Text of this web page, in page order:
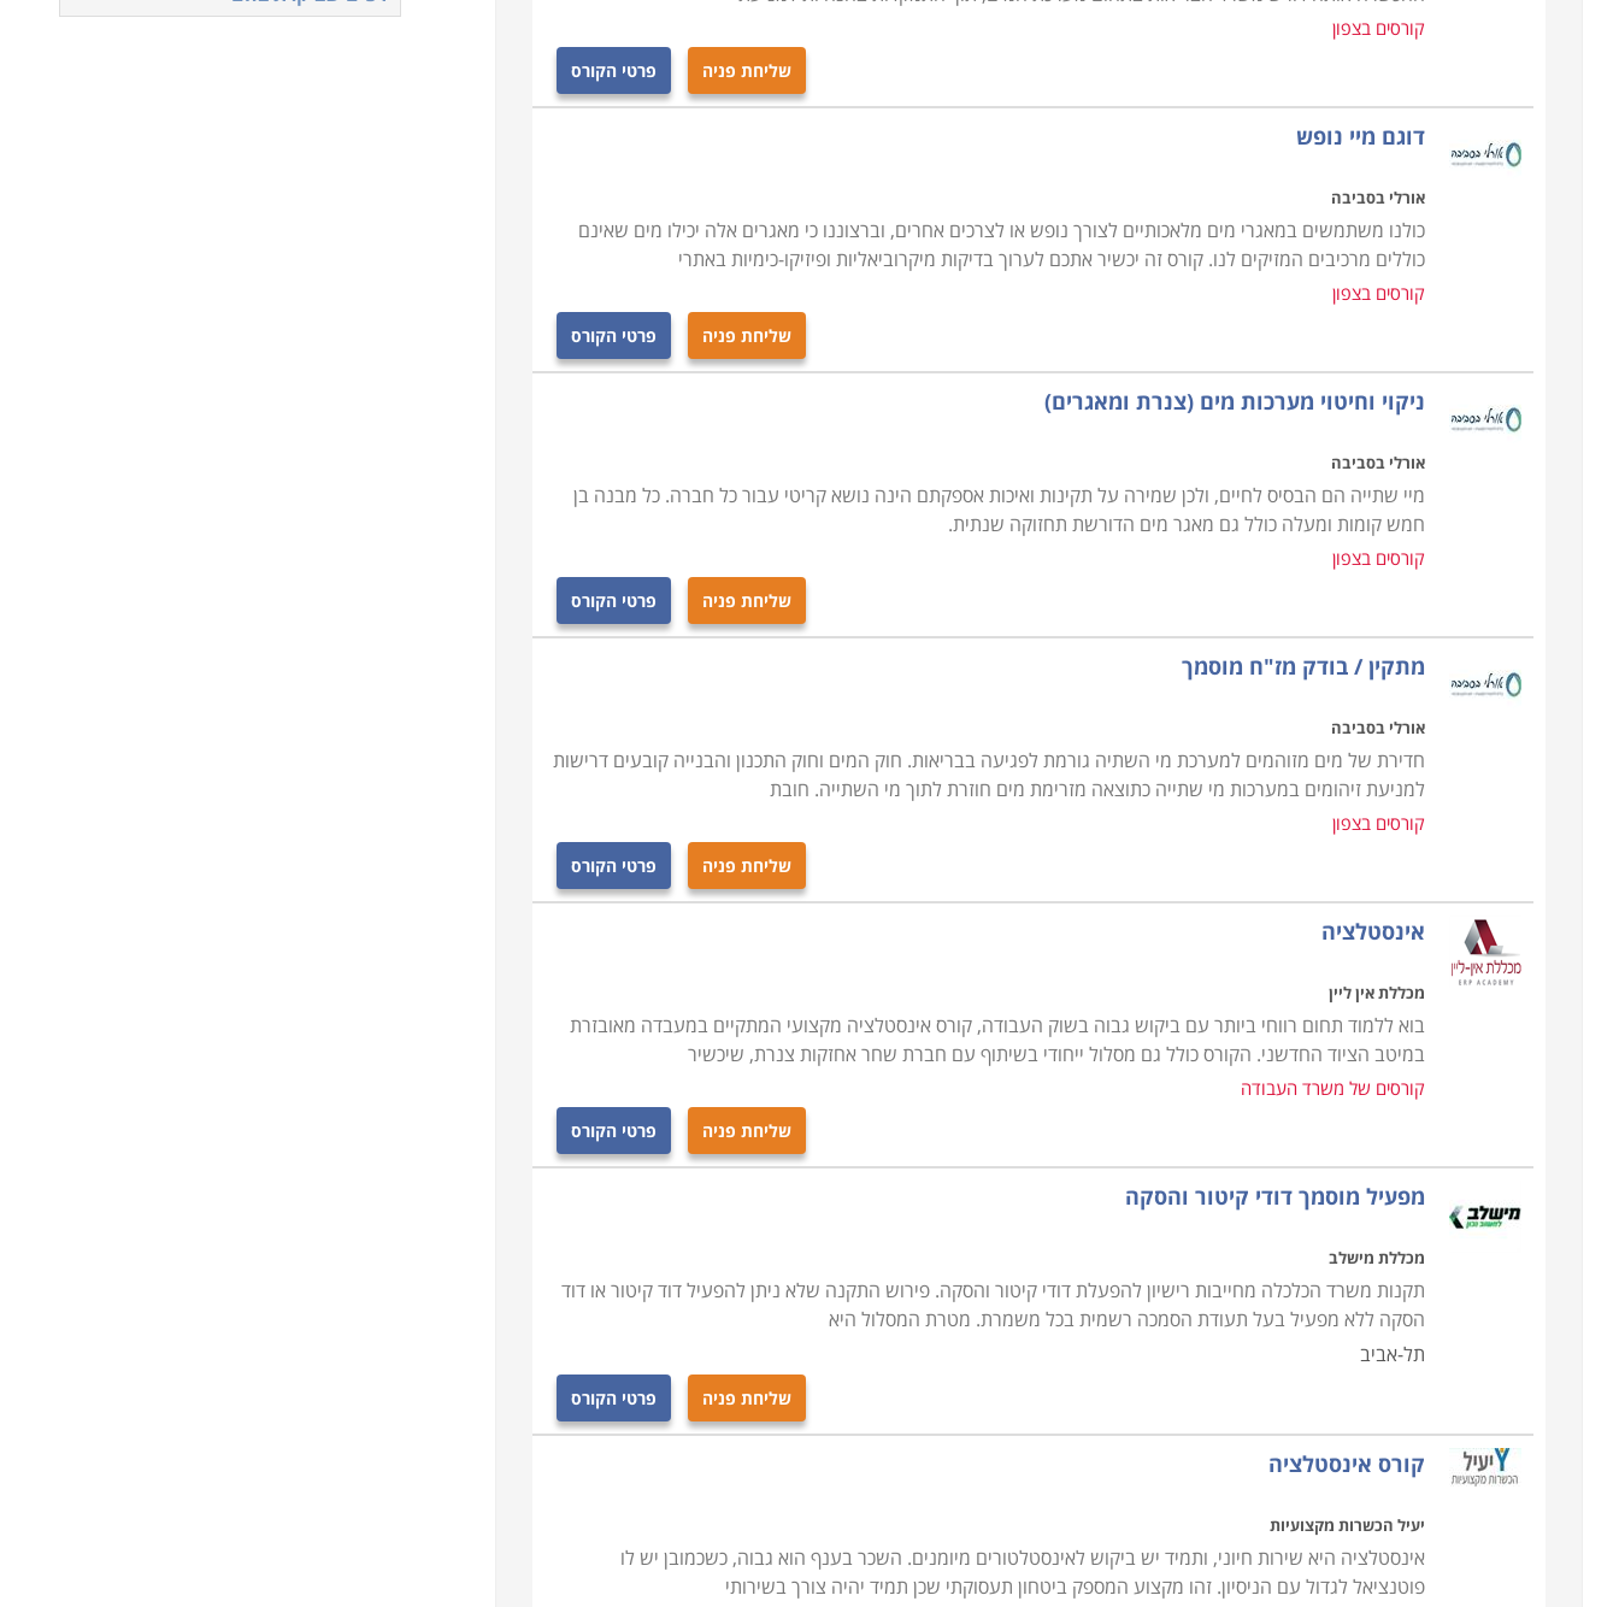
הבסיס, ניתן למצוא בין הקורסים המוצעים גם התמחויות ייחודיות אשר משמשות להעשרת הכלים המקצועיים והגדלת
מגוון הפתרונות והשירותים הניתנים ללקוח הפרטי או המוסדי. בין אלו תוכלו למצוא למשל הכשרת מפעילי דודי קיטור
והסקה, התקנת משאבות ומערכות שאיבה, ניקוי, חיטוי ותחזוקת מערכות מי שתיה וצנרת, אחזקת רשתות ביוב, התקנת
מערכת מים אפורים למחזור, ודוגמי מי ביוב שפכים וקולחין. רובם של מסלולים אלו הם בהשגחת משרד הבריאות,
ודורשים כתנאי קבלה את תעודת קורס השרברבות הבסיסי בהסמכת משרד התמ"ת.
קורס אינסטלציה ניתן ללמוד במספר מכללות ברחבי הארץ שרובן מתמחות בקורסים בתחום המקצועי. ניתן למצוא לימודי
שרברבות בתל אביב, בירושלים, קורס אינסטלציה בבאר שבע, חיפה ובערים גדולות נוספות.
קורסים בצפון
שליחת פניה פרטי הקורס
דוגם מיי נופש
אורלי בסביבה
כולנו משתמשים במאגרי מים מלאכותיים לצורך נופש או לצרכים אחרים, וברצוננו כי מאגרים אלה יכילו מים שאינם
כוללים מרכיבים המזיקים לנו. קורס זה יכשיר אתכם לערוך בדיקות מיקרוביאליות ופיזיקו-כימיות באתרי
קורסים בצפון
שליחת פניה פרטי הקורס
ניקוי וחיטוי מערכות מים (צנרת ומאגרים)
אורלי בסביבה
מיי שתייה הם הבסיס לחיים, ולכן שמירה על תקינות ואיכות אספקתם הינה נושא קריטי עבור כל חברה. כל מבנה בן
חמש קומות ומעלה כולל גם מאגר מים הדורשת תחזוקה שנתית.
קורסים בצפון
שליחת פניה פרטי הקורס
מתקין / בודק מז"ח מוסמך
אורלי בסביבה
חדירת של מים מזוהמים למערכת מי השתיה גורמת לפגיעה בבריאות. חוק המים וחוק התכנון והבנייה קובעים דרישות
למניעת זיהומים במערכות מי שתייה כתוצאה מזרימת מים חוזרת לתוך מי השתייה. חובת
קורסים בצפון
שליחת פניה פרטי הקורס
אינסטלציה
מכללת אין ליין
בוא ללמוד תחום רווחי ביותר עם ביקוש גבוה בשוק העבודה, קורס אינסטלציה מקצועי המתקיים במעבדה מאובזרת
במיטב הציוד החדשני. הקורס כולל גם מסלול ייחודי בשיתוף עם חברת שחר אחזקות צנרת, שיכשיר
קורסים של משרד העבודה
שליחת פניה פרטי הקורס
מפעיל מוסמך דודי קיטור והסקה
מכללת מישלב
תקנות משרד הכלכלה מחייבות רישיון להפעלת דודי קיטור והסקה. פירוש התקנה שלא ניתן להפעיל דוד קיטור או דוד
הסקה ללא מפעיל בעל תעודת הסמכה רשמית בכל משמרת. מטרת המסלול היא
תל-אביב
שליחת פניה פרטי הקורס
קורס אינסטלציה
יעיל הכשרות מקצועיות
אינסטלציה היא שירות חיוני, ותמיד יש ביקוש לאינסטלטורים מיומנים. השכר בענף הוא גבוה, כשכמובן יש לו
פוטנציאל לגדול עם הניסיון. זהו מקצוע המספק ביטחון תעסוקתי שכן תמיד יהיה צורך בשירותי